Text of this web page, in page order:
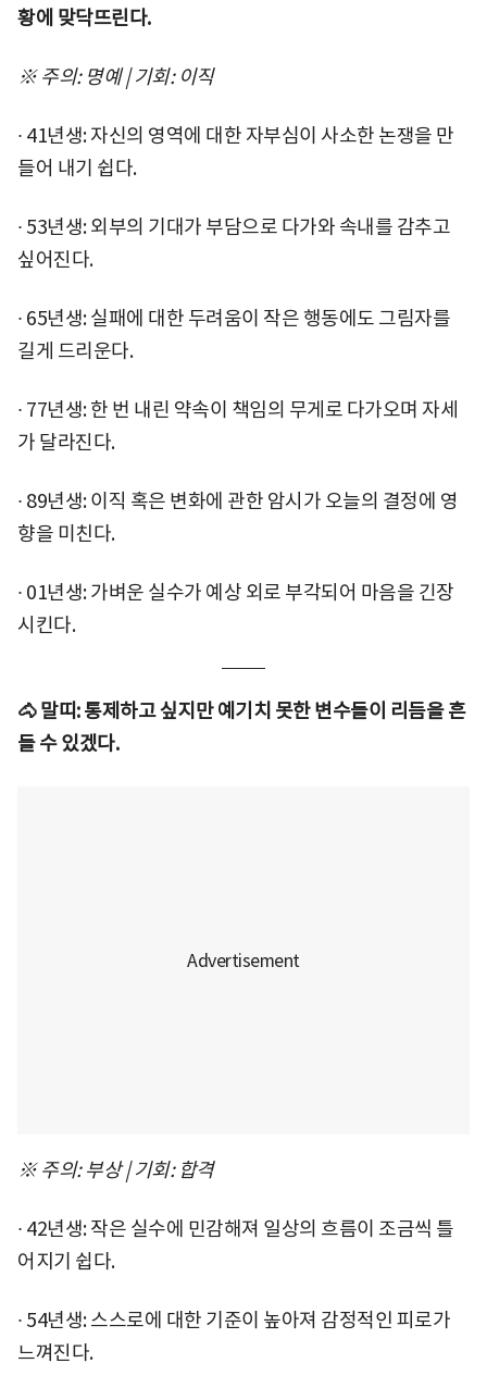
황에 맞닥뜨린다.
※ 주의: 명예 | 기회: 이직
∙ 41년생: 자신의 영역에 대한 자부심이 사소한 논쟁을 만
들어 내기 쉽다.
∙ 53년생: 외부의 기대가 부담으로 다가와 속내를 감추고
싶어진다.
∙ 65년생: 실패에 대한 두려움이 작은 행동에도 그림자를
길게 드리운다.
∙ 77년생: 한 번 내린 약속이 책임의 무게로 다가오며 자세
가 달라진다.
∙ 89년생: 이직 혹은 변화에 관한 암시가 오늘의 결정에 영
향을 미친다.
∙ 01년생: 가벼운 실수가 예상 외로 부각되어 마음을 긴장
시킨다.
🐴 말띠: 통제하고 싶지만 예기치 못한 변수들이 리듬을 흔
들 수 있겠다.
※ 주의: 부상 | 기회: 합격
∙ 42년생: 작은 실수에 민감해져 일상의 흐름이 조금씩 틀
어지기 쉽다.
∙ 54년생: 스스로에 대한 기준이 높아져 감정적인 피로가
느껴진다.